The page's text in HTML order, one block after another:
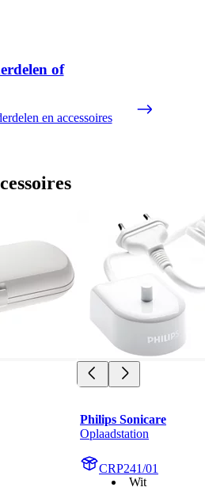
of
en accessoires
Philips Sonicare
Oplaadstation
CRP241/01
Wit